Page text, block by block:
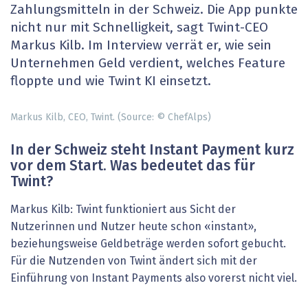
Zahlungsmitteln in der Schweiz. Die App punkte
nicht nur mit Schnelligkeit, sagt Twint-CEO
Markus Kilb. Im Interview verrät er, wie sein
Unternehmen Geld verdient, welches Feature
floppte und wie Twint KI einsetzt.
Markus Kilb, CEO, Twint. (Source: © ChefAlps)
In der Schweiz steht Instant Payment kurz
vor dem Start. Was bedeutet das für
Twint?
Markus Kilb: Twint funktioniert aus Sicht der
Nutzerinnen und Nutzer heute schon «instant»,
beziehungsweise Geldbeträge werden sofort gebucht.
Für die Nutzenden von Twint ändert sich mit der
Einführung von Instant Payments also vorerst nicht viel.